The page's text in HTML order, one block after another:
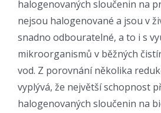
halogenovaných sloučenin na
nejsou halogenované a jsou v
snadno odbouratelné, a to i s
mikroorganismů v běžných
vod. Z porovnání několika
vyplývá, že největší schopnost
halogenovaných sloučenin na